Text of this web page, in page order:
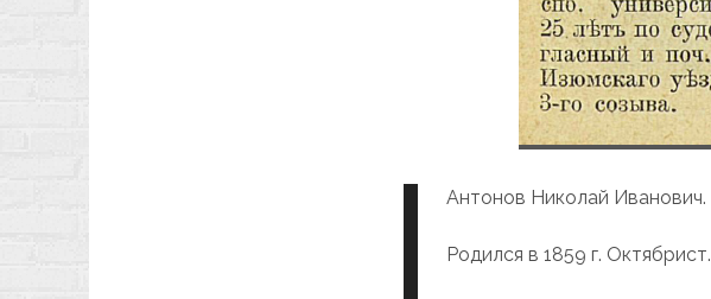
Антонов Николай Иванович.
Родился в 1859 г. Октябрист.